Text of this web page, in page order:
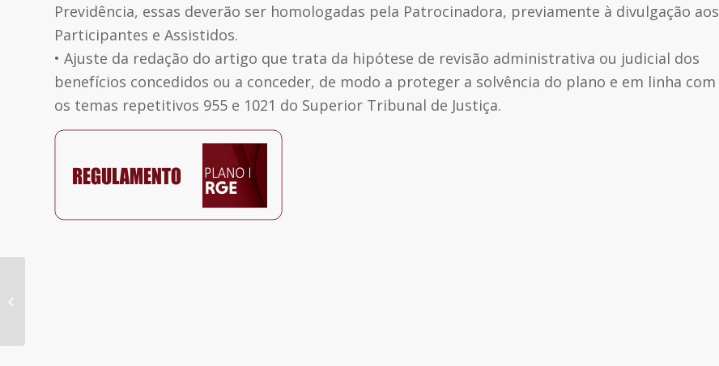
Previdência, essas deverão ser homologadas pela Patrocinadora, previamente à divulgação aos
Participantes e Assistidos.
• Ajuste da redação do artigo que trata da hipótese de revisão administrativa ou judicial dos
benefícios concedidos ou a conceder, de modo a proteger a solvência do plano e em linha com
os temas repetitivos 955 e 1021 do Superior Tribunal de Justiça.